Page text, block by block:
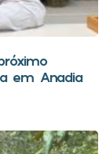
em Anadia